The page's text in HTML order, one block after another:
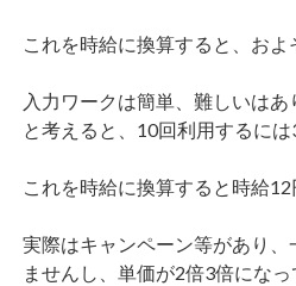
これを時給に換算すると、およ
入力ワークは簡単、難しいは
と考えると、10回利用するには
これを時給に換算すると時給
実際はキャンペーン等があり、
ませんし、単価が2倍3倍になっ